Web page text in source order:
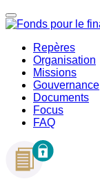
Repères
Organisation
Missions
Gouvernance
Documents
Focus
FAQ